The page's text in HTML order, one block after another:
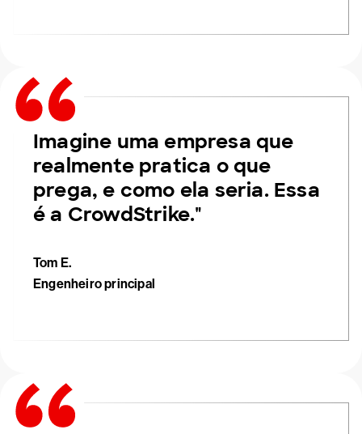
Imagine uma empresa que
realmente pratica o que
prega, e como ela seria. Essa
é a CrowdStrike."
Tom E.
Engenheiro principal